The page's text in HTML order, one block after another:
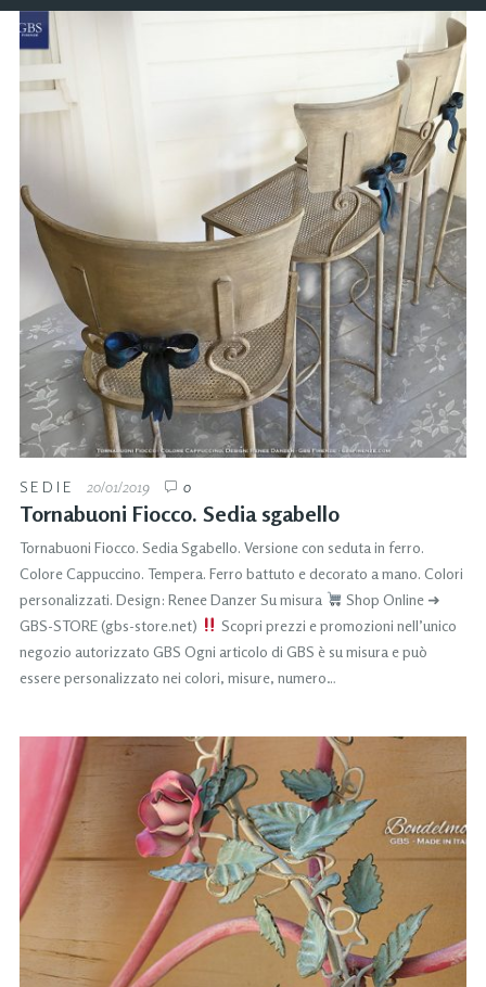
SEDIE 20/01/2019 0
Tornabuoni Fiocco. Sedia sgabello
Tornabuoni Fiocco. Sedia Sgabello. Versione con seduta in ferro.
Colore Cappuccino. Tempera. Ferro battuto e decorato a mano. Colori
personalizzati. Design: Renee Danzer Su misura
Shop Online ➜
GBS-STORE (gbs-store.net)
Scopri prezzi e promozioni nell’unico
negozio autorizzato GBS Ogni articolo di GBS è su misura e può
essere personalizzato nei colori, misure, numero…